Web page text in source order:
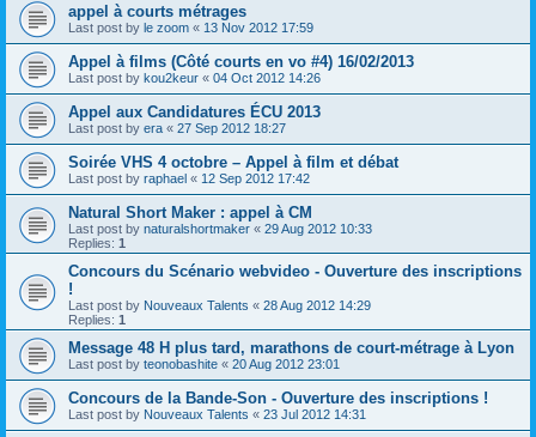
appel à courts métrages
Last post by le zoom « 13 Nov 2012 17:59
Appel à films (Côté courts en vo #4) 16/02/2013
Last post by kou2keur « 04 Oct 2012 14:26
Appel aux Candidatures ÉCU 2013
Last post by era « 27 Sep 2012 18:27
Soirée VHS 4 octobre – Appel à film et débat
Last post by raphael « 12 Sep 2012 17:42
Natural Short Maker : appel à CM
Last post by naturalshortmaker « 29 Aug 2012 10:33
Replies: 1
Concours du Scénario webvideo - Ouverture des inscriptions
!
Last post by Nouveaux Talents « 28 Aug 2012 14:29
Replies: 1
Message 48 H plus tard, marathons de court-métrage à Lyon
Last post by teonobashite « 20 Aug 2012 23:01
Concours de la Bande-Son - Ouverture des inscriptions !
Last post by Nouveaux Talents « 23 Jul 2012 14:31